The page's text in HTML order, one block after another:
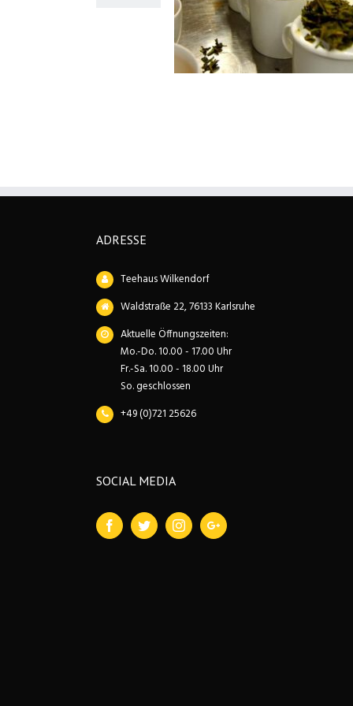
ADRESSE
Teehaus Wilkendorf
Waldstraße 22, 76133 Karlsruhe
Aktuelle Öffnungszeiten:
Mo.-Do. 10.00 - 17.00 Uhr
Fr.-Sa. 10.00 - 18.00 Uhr
So. geschlossen
+49 (0)721 25626
SOCIAL MEDIA